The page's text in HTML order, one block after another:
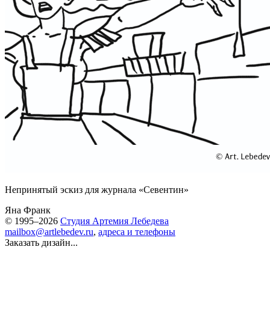
Непринятый эскиз для журнала «Севентин»
Яна Франк
© 1995–2026 Студия Артемия Лебедева
mailbox@artlebedev.ru, адреса и телефоны
Заказать дизайн...